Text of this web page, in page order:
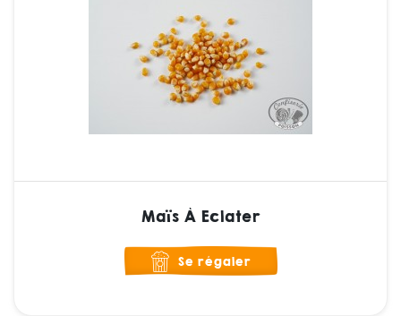
Maïs À Eclater
Se régaler